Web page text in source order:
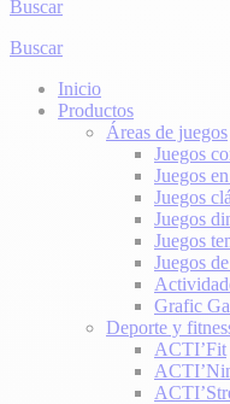
Buscar
Buscar
Inicio
Productos
Áreas de juegos
Juegos
Juegos
Juegos
Juegos
Juegos
Juegos
Grafic
Deporte y
ACTI’Fit